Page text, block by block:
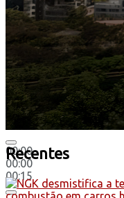
00:00
00:00
00:15
Recentes